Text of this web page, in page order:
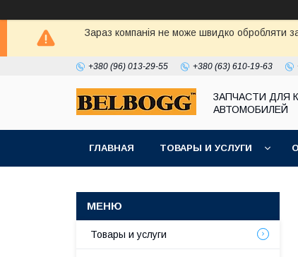
Зараз компанія не може швидко обробляти
+380 (96) 013-29-55 +380 (63) 610-19-63
ЗАПЧАСТИ ДЛЯ
АВТОМОБИЛЕЙ
ГЛАВНАЯ ТОВАРЫ И УСЛУГИ
Товары и услуги